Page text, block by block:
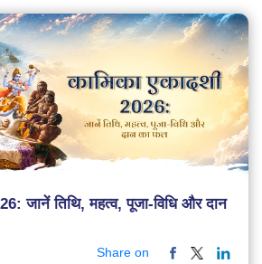
जानें तिथि, महत्व, पूजा-विधि और दान
Share on